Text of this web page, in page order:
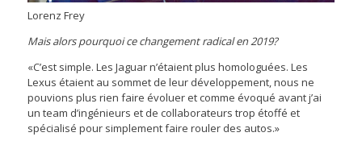
Lorenz Frey
Mais alors pourquoi ce changement radical en 2019?
«C’est simple. Les Jaguar n’étaient plus homologuées. Les
Lexus étaient au sommet de leur développement, nous ne
pouvions plus rien faire évoluer et comme évoqué avant j’ai
un team d’ingénieurs et de collaborateurs trop étoffé et
spécialisé pour simplement faire rouler des autos.»